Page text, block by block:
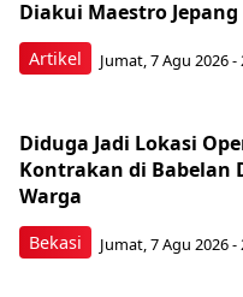
Artikel
Diakui Maestro Jepang
Jumat, 7 Agu 2026 -
Bekasi
Diduga Jadi Lokasi
Kontrakan di Babelan
Warga
Jumat, 7 Agu 2026 -